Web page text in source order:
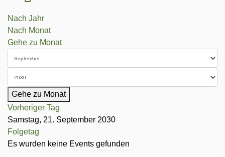
Nach Jahr
Nach Monat
Gehe zu Monat
Gehe zu Monat
Vorheriger Tag
Samstag, 21. September 2030
Folgetag
Es wurden keine Events gefunden